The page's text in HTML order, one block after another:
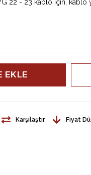
- 23 kablo için, kablo
Karşılaştır Fiyat